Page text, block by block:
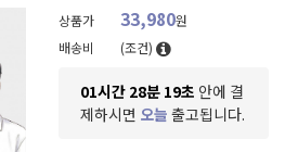
상품가 33,980원
배송비
(조건)
01시간 28분 18초 안에 결
제하시면 오늘 출고됩니다.